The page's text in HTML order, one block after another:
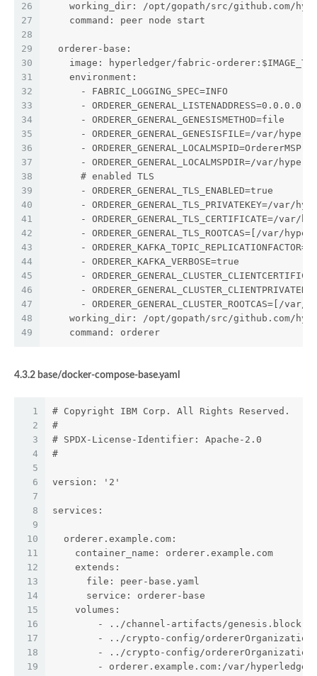
26
27
28
29
30
31
32
33
34
35
36
37
38
39
40
41
42
43
44
45
46
47
48
49
working_dir: /opt/gopath/src/github.com/
    command: peer node start
  orderer-base:
image: hyperledger/fabric-
    environment:
      - FABRIC_LOGGING_SPEC=INFO
      - ORDERER_GENERAL_LISTENADDRESS=0.0.0.0
      - ORDERER_GENERAL_GENESISMETHOD=file
- ORDERER_GENERAL_GENESISFILE=/var/
      - ORDERER_GENERAL_LOCALMSPID=OrdererMSP
- ORDERER_GENERAL_LOCALMSPDIR=/var/
      # enabled TLS
      - ORDERER_GENERAL_TLS_ENABLED=true
- ORDERER_GENERAL_TLS_PRIVATEKEY=/var/
- ORDERER_GENERAL_TLS_CERTIFICATE=/var/
- ORDERER_GENERAL_TLS_ROOTCAS=[/var/
      - ORDERER_KAFKA_TOPIC_REPLICATIONFACTOR=1
      - ORDERER_KAFKA_VERBOSE=true
-
-
- ORDERER_GENERAL_CLUSTER_ROOTCAS=[/var/
working_dir: /opt/gopath/src/github.com/
    command: orderer
4.3.2 base/docker-compose-base.yaml
1
2
3
4
5
6
7
8
9
10
11
12
13
14
15
16
17
18
19
# Copyright IBM Corp. All Rights Reserved.
#
# SPDX-License-Identifier: Apache-2.0
#
version: '2'
services:
  orderer.example.com:
    container_name: orderer.example.com
    extends:
      file: peer-base.yaml
      service: orderer-base
    volumes:
- ../channel-artifacts/
- ../crypto-config/
- ../crypto-config/
- orderer.example.com:/var/